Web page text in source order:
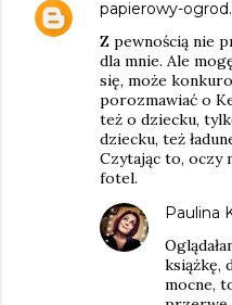
papierowy-
Z pewnością nie
dla mnie. Ale
się, może
porozmawiać o
też o dziecku,
dziecku, też
Czytając to, oczy
fotel.
Paulina
książkę,
mocne,